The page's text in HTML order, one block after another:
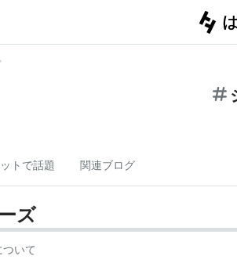
トで話題 関連ブログ
ズ
いて